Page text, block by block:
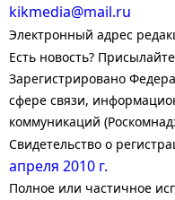
kikmedia@mail.ru
Электронный адрес
Есть новость?
Зарегистрировано
сфере связи,
коммуникаций
Свидетельство о
апреля 2010 г.
Полное или частичное